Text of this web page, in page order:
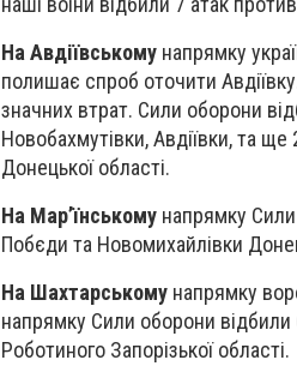
На Авдіївському напрямку
полишає спроб оточити
значних втрат. Сили оборони
Новобахмутівки, Авдіївки, та
Донецької області.
На Мар’їнському напрямку
Побєди та Новомихайлівки
На Шахтарському напрямку
напрямку Сили оборони відбили
Роботиного Запорізької області.